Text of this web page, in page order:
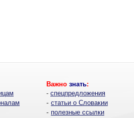
Важно знать:
- спецпредложения
- статьи о Словакии
- полезные ссылки